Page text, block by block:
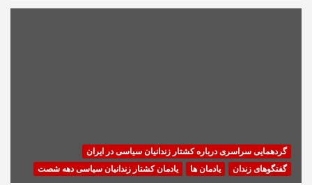
گردهمایی سراسری درباره کشتار زندانیان سیاسی در ایران
گفتگوهای زندان
یادمان ها یادمان کشتار زندانیان سیاسی دهه شصت